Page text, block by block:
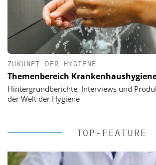
ZUKUNFT DER HYGIENE
Themenbereich
Hintergrundberichte, Interviews und
der Welt der Hygiene
TOP-FEATURE